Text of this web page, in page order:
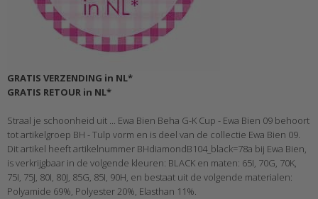
GRATIS VERZENDING in NL*
GRATIS RETOUR in NL*
Straal je schoonheid uit ... Ewa Bien Beha G-K Cup - Ewa Bien 09 behoort
tot artikelgroep BH - Tulp vorm en is deel van de collectie Ewa Bien 09.
Dit artikel heeft artikelnummer BHdiamondB104_black=78a bij Ewa Bien,
is verkrijgbaar in de volgende kleuren: BLACK en maten: 65I, 70G, 70K,
75I, 75J, 80I, 80J, 85G, 85I, 90H, en bestaat uit de volgende materialen:
Polyamide 69%, Polyester 20%, Elasthan 11%.